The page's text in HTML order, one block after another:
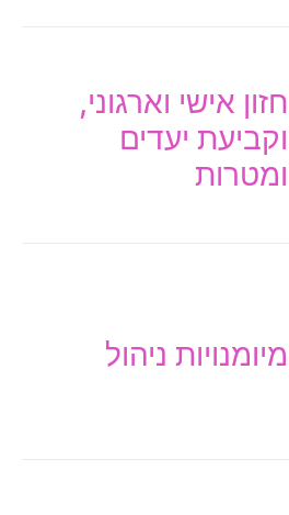
חזון אישי וארגוני,
וקביעת יעדים
ומטרות
מיומנויות ניהול